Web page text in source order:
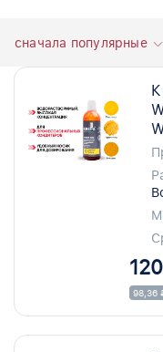
сначала популярные
98,36